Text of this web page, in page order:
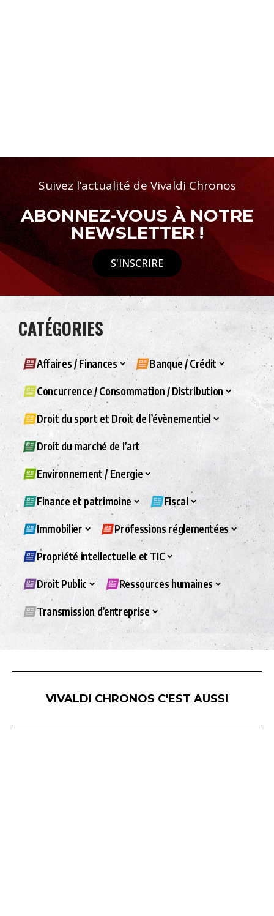
Suivez l’actualité de Vivaldi Chronos
ABONNEZ-VOUS À NOTRE
NEWSLETTER !
S'INSCRIRE
CATÉGORIES
Affaires / Finances Banque / Crédit
Concurrence / Consommation / Distribution
Droit du sport et Droit de l’évènementiel
Droit du marché de l’art
Environnement / Energie
Finance et patrimoine Fiscal
Immobilier Professions réglementées
Propriété intellectuelle et TIC
Droit Public Ressources humaines
Transmission d’entreprise
VIVALDI CHRONOS C'EST AUSSI